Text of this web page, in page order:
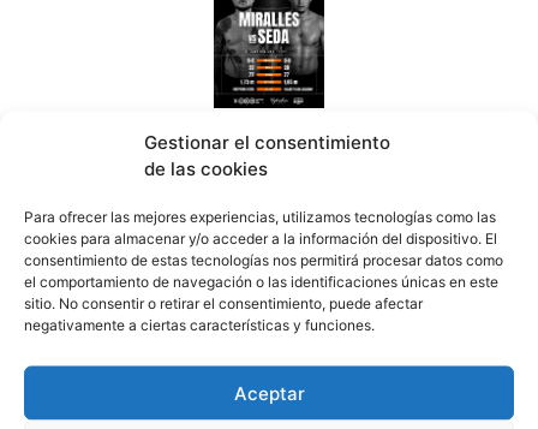
Gestionar el consentimiento
de las cookies
Para ofrecer las mejores experiencias, utilizamos tecnologías como las
cookies para almacenar y/o acceder a la información del dispositivo. El
consentimiento de estas tecnologías nos permitirá procesar datos como
el comportamiento de navegación o las identificaciones únicas en este
sitio. No consentir o retirar el consentimiento, puede afectar
negativamente a ciertas características y funciones.
Aceptar
Marciales Mixtas (MMA)
se convierte en una pesadilla” (video)